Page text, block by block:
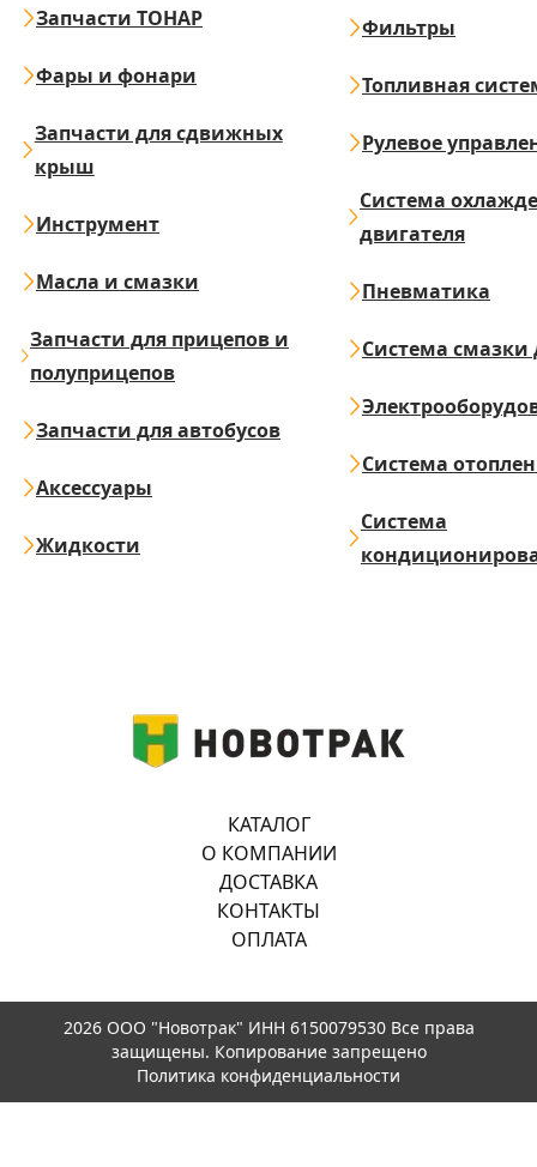
Запчасти ТОНАР
Фары и фонари
Запчасти для сдвижных
крыш
Инструмент
Масла и смазки
Запчасти для прицепов и
полуприцепов
Запчасти для автобусов
Аксессуары
Жидкости
Фильтры
Топливная
Рулевое
Система
двигателя
Пневматика
Система смазки
Система
Система
КАТАЛОГ
О КОМПАНИИ
ДОСТАВКА
КОНТАКТЫ
ОПЛАТА
2026 ООО "Новотрак" ИНН 6150079530 Все права
защищены. Копирование запрещено
Политика конфиденциальности